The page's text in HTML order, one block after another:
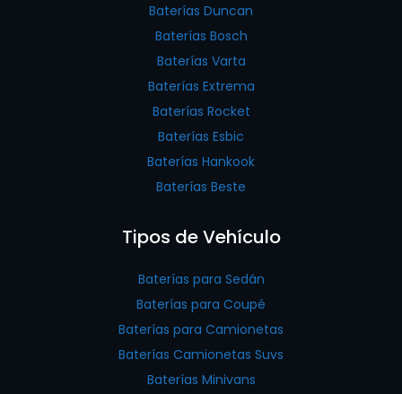
Baterías Duncan
Baterías Bosch
Baterías Varta
Baterías Extrema
Baterías Rocket
Baterías Esbic
Baterías Hankook
Baterías Beste
Tipos de Vehículo
Baterías para Sedán
Baterías para Coupé
Baterías para Camionetas
Baterías Camionetas Suvs
Baterías Minivans